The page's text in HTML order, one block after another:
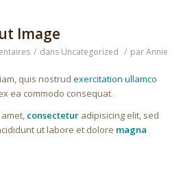
Image
/ dans Uncategorized / parAnnie
quis nostrud exercitation ullamco
ea commodo consequat.
consecteturadipisicing elit, sed
ut labore et dolore magna